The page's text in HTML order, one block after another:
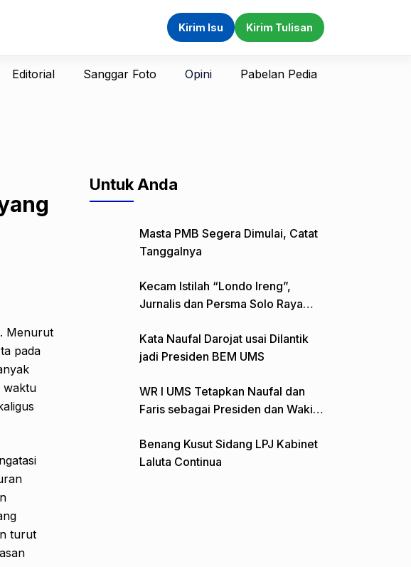
Kirim Isu Kirim Tulisan
Editorial Sanggar Foto Opini Pabelan Pedia
Menurut
pada
waktu
turut
Untuk Anda
Masta PMB Segera Dimulai, Catat
Tanggalnya
Kecam Istilah “Londo Ireng”,
Jurnalis dan Persma Solo Raya
Kata Naufal Darojat usai Dilantik
jadi Presiden BEM UMS
WR I UMS Tetapkan Naufal dan
Faris sebagai Presiden dan Wakil
Benang Kusut Sidang LPJ Kabinet
Laluta Continua